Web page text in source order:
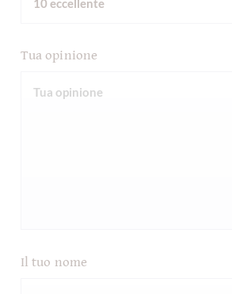
Tua opinione
Il tuo nome